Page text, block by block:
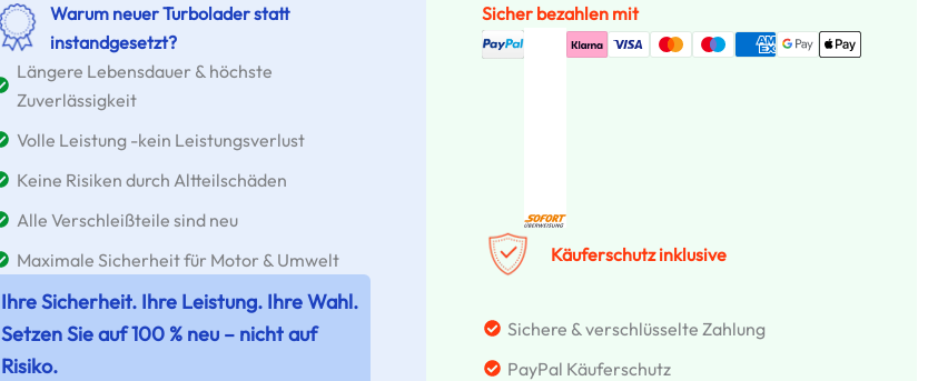
Warum neuer Turbolader statt
instandgesetzt?
Längere Lebensdauer & höchste
Zuverlässigkeit
Volle Leistung -kein Leistungsverlust
Keine Risiken durch Altteilschäden
Alle Verschleißteile sind neu
Maximale Sicherheit für Motor & Umwelt
Ihre Sicherheit. Ihre Leistung. Ihre Wahl.
Setzen Sie auf 100 % neu – nicht auf
Risiko.
Sicher bezahlen mit
Käuferschutz inklusive
Sichere & verschlüsselte Zahlung
PayPal Käuferschutz